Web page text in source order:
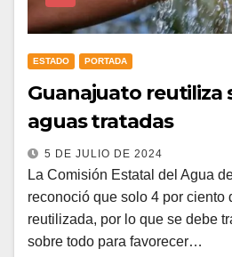
ESTADO PORTADA
Guanajuato reutiliza
aguas tratadas
5 DE JULIO DE 2024
La Comisión Estatal del Agua
reconoció que solo 4 por ciento
reutilizada, por lo que se debe
sobre todo para favorecer…